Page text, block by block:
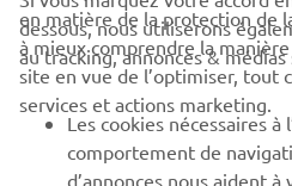
CORPORATE
BUSINESS
en matière de la protection de
à mieux comprendre la
site en vue de l’optimiser, tout
services et actions marketing.
dessous, nous utiliserons
au tracking, annonces & médias
Les cookies nécessaires à
comportement de
d’annonces nous aident